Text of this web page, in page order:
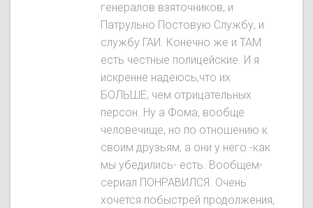
генералов взяточников, и
Патрульно Постовую Службу, и
службу ГАИ. Конечно же и ТАМ
есть честные полицейские. И я
искренне надеюсь,что их
БОЛЬШЕ, чем отрицательных
персон. Ну а Фома, вообще
человечище, но по отношению к
своим друзьям, а они у него -как
мы убедились- есть. Вообщем-
сериал ПОНРАВИЛСЯ. Очень
хочется побыстрей продолжения,